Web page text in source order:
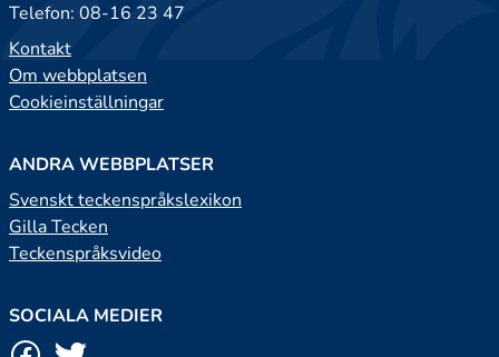
Telefon: 08-16 23 47
Kontakt
Om webbplatsen
Cookieinställningar
ANDRA WEBBPLATSER
Svenskt teckenspråkslexikon
Gilla Tecken
Teckenspråksvideo
SOCIALA MEDIER